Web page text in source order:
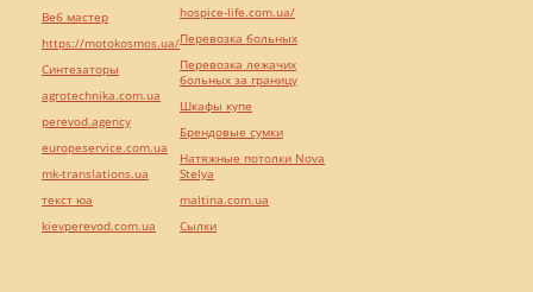
Веб мастер
https://motokosmos.ua/
Синтезаторы
agrotechnika.com.ua
perevod.agency
europeservice.com.ua
mk-translations.ua
текст юа
kievperevod.com.ua
hospice-life.com.ua/
Перевозка больных
Перевозка лежачих
больных за границу
Шкафы купе
Брендовые сумки
Натяжные потолки Nova
Stelya
maltina.com.ua
Cылки